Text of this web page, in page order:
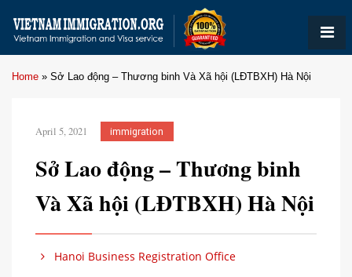
Home » Sở Lao động – Thương binh Và Xã hội (LĐTBXH) Hà Nội
April 5, 2021 immigration
Sở Lao động – Thương binh
Và Xã hội (LĐTBXH) Hà Nội
Hanoi Business Registration Office